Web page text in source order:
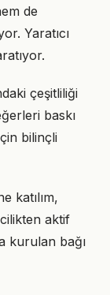
de
Yaratıcı
çeşitliliği
baskı
bilinçli
katılım,
aktif
kurulan bağı